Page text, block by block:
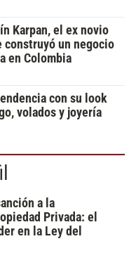
Karpan, el ex novio
construyó un negocio
en Colombia
con su look
volados y joyería
a la
Privada: el
en la Ley del